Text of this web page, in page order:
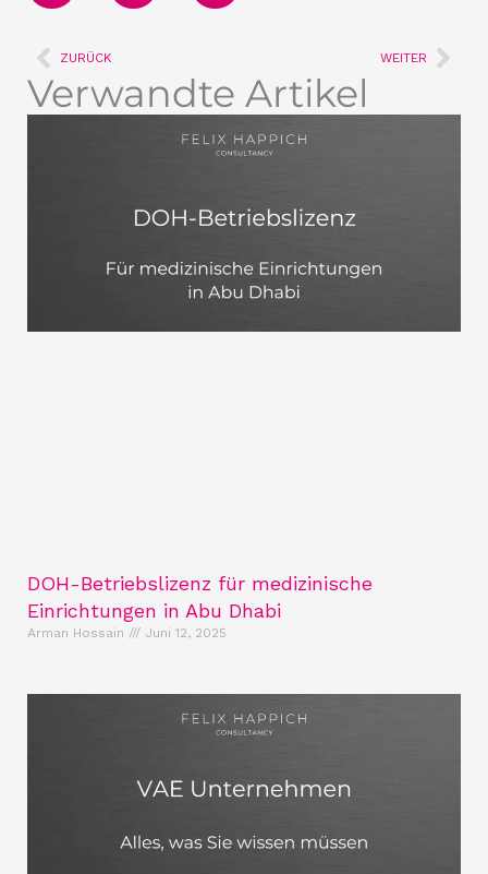
Zurück
ZURÜCK WEITER
Verwandte Artikel
DOH-Betriebslizenz für medizinische
Einrichtungen in Abu Dhabi
Arman Hossain Juni 12, 2025